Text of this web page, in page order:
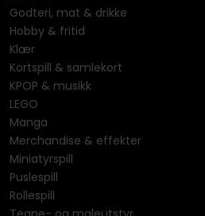
Godteri, mat & drikke
Hobby & fritid
Klær
Kortspill & samlekort
KPOP & musikk
LEGO
Manga
Merchandise & effekter
Miniatyrspill
Puslespill
Rollespill